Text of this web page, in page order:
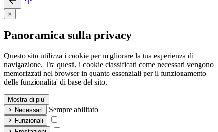
×
Panoramica sulla privacy
Questo sito utilizza i cookie per migliorare la tua esperienza di
navigazione. Tra questi, i cookie classificati come necessari vengono
memorizzati nel browser in quanto essenziali per il funzionamento
delle funzionalita' di base del sito.
Mostra di piu'
Necessari
Sempre abilitato
Funzionali